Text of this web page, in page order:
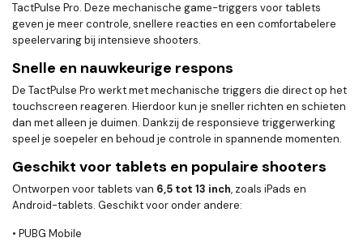
TactPulse Pro. Deze mechanische game-triggers voor tablets
geven je meer controle, snellere reacties en een comfortabelere
speelervaring bij intensieve shooters.
Snelle en nauwkeurige respons
De TactPulse Pro werkt met mechanische triggers die direct op het
touchscreen reageren. Hierdoor kun je sneller richten en schieten
dan met alleen je duimen. Dankzij de responsieve triggerwerking
speel je soepeler en behoud je controle in spannende momenten.
Geschikt voor tablets en populaire shooters
Ontworpen voor tablets van 6,5 tot 13 inch, zoals iPads en
Android-tablets. Geschikt voor onder andere:
• PUBG Mobile